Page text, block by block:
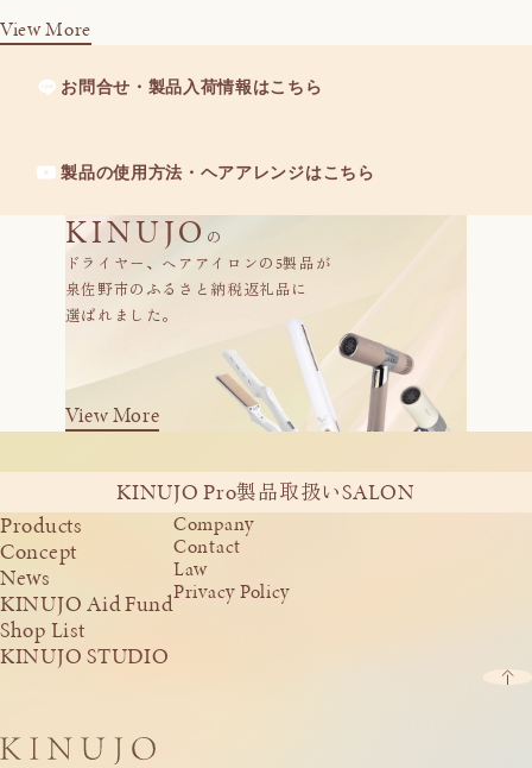
View More
お問合せ・製品入荷情報はこちら
製品の使用方法・ヘアアレンジはこちら
KINUJO の
ドライヤー、ヘアアイロンの5製品が
泉佐野市のふるさと納税返礼品に
選ばれました。
View More
KINUJO Pro製品取扱いSALON
Products
Concept
News
KINUJO Aid Fund
Shop List
KINUJO STUDIO
Company
Contact
Law
Privacy Policy